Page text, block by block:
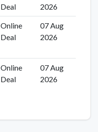
Deal
2026
Online
Deal
07 Aug
2026
Online
Deal
07 Aug
2026